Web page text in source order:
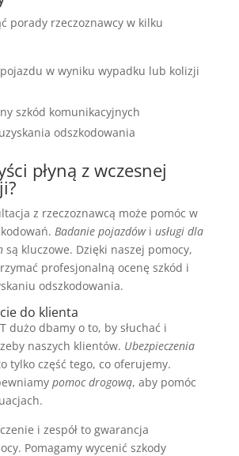
porady rzeczoznawcy w kilku
w wyniku wypadku lub kolizji
szkód komunikacyjnych
odszkodowania
płyną z wczesnej
z rzeczoznawcą może pomóc w
Badanie pojazdówi usługi dla
są kluczowe. Dzięki naszej pomocy,
profesjonalną ocenę szkód i
odszkodowania.
do klienta
dużo dbamy o to, by słuchać i
naszych klientów. Ubezpieczenia
tylko część tego, co oferujemy.
pomoc drogową, aby pomóc
i zespół to gwarancja
Pomagamy wycenić szkody